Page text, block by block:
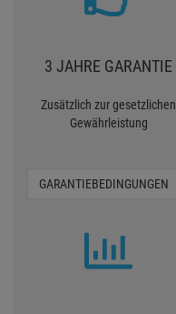
3 JAHRE GARANTIE
Zusätzlich zur gesetzlichen
Gewährleistung
GARANTIEBEDINGUNGEN